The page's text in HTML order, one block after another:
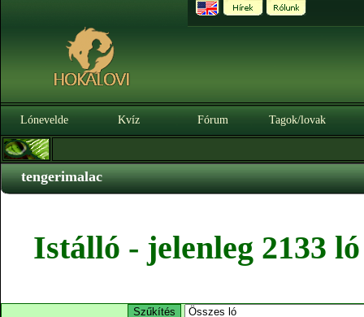
Lónevelde Kvíz Fórum Tagok/lovak
tengerimalac
Istálló - jelenleg 2133